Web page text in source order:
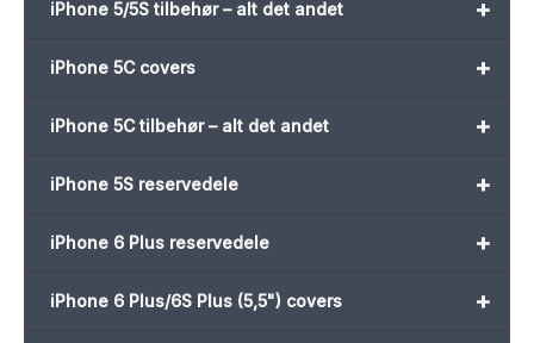
+
iPhone 5/5S tilbehør – alt det andet
+
iPhone 5C covers
+
iPhone 5C tilbehør – alt det andet
+
iPhone 5S reservedele
+
iPhone 6 Plus reservedele
+
iPhone 6 Plus/6S Plus (5,5") covers